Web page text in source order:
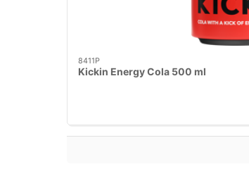
8411P
Kickin Energy Cola 500 ml